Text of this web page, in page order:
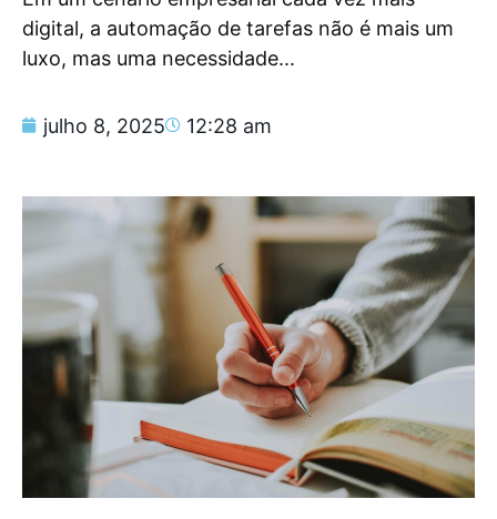
digital, a automação de tarefas não é mais um
luxo, mas uma necessidade...
julho 8, 2025 12:28 am